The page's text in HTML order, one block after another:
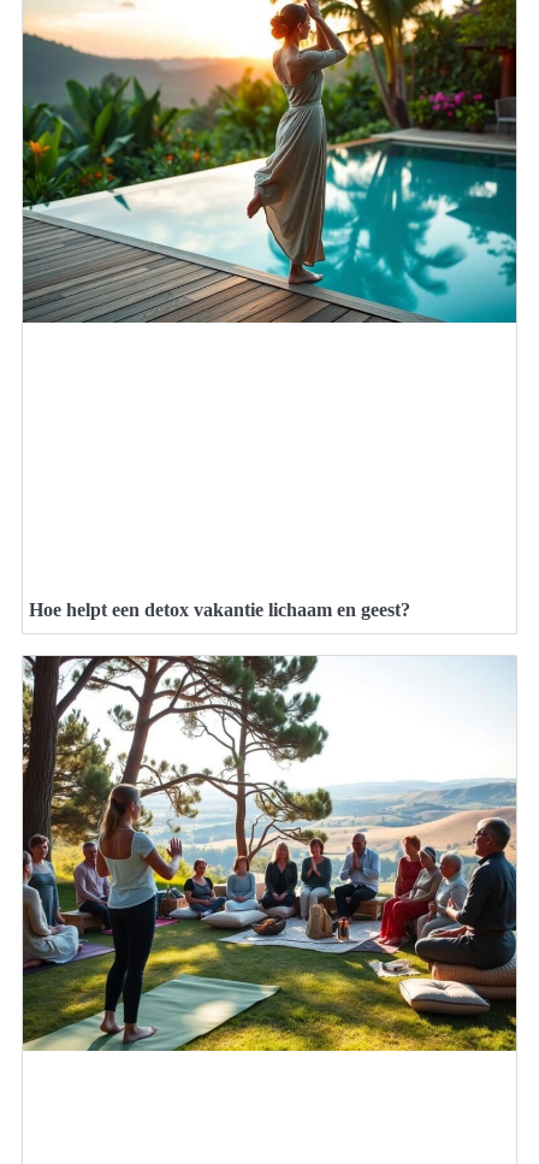
Hoe helpt een detox vakantie lichaam en geest?